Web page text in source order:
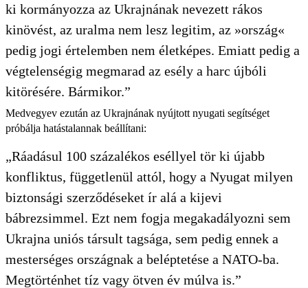
ki kormányozza az Ukrajnának nevezett rákos
kinövést, az uralma nem lesz legitim, az »ország«
pedig jogi értelemben nem életképes. Emiatt pedig a
végtelenségig megmarad az esély a harc újbóli
kitörésére. Bármikor.”
Medvegyev ezután az Ukrajnának nyújtott nyugati segítséget
próbálja hatástalannak beállítani:
„Ráadásul 100 százalékos eséllyel tör ki újabb
konfliktus, függetlenül attól, hogy a Nyugat milyen
biztonsági szerződéseket ír alá a kijevi
bábrezsimmel. Ezt nem fogja megakadályozni sem
Ukrajna uniós társult tagsága, sem pedig ennek a
mesterséges országnak a beléptetése a NATO-ba.
Megtörténhet tíz vagy ötven év múlva is.”